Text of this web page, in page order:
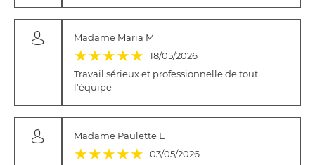
Madame Maria M
(*)
★ (*)
★ (*)
★ (*)
★ (*)
★
18/05/2026
Travail sérieux et professionnelle de tout
l'équipe
Madame Paulette E
(*)
★ (*)
★ (*)
★ (*)
★ (*)
★
03/05/2026